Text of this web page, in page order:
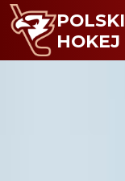
POLSKI
HOKEJ